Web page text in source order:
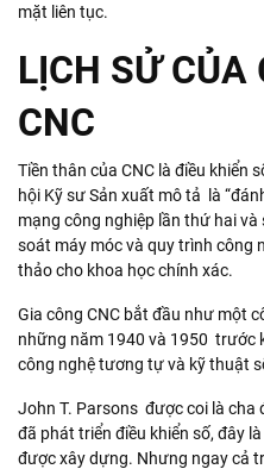
mặt liên tục.
LỊCH SỬ CỦA
CNC
Tiền thân của CNC là điều khiển
hội Kỹ sư Sản xuất mô tả là
mạng công nghiệp lần thứ hai
soát máy móc và quy trình công
thảo cho khoa học chính xác.
Gia công CNC bắt đầu như một
những năm 1940 và 1950 trước
công nghệ tương tự và kỹ thuật
John T. Parsons được coi là cha
đã phát triển điều khiển số, đây
được xây dựng. Nhưng ngay cả